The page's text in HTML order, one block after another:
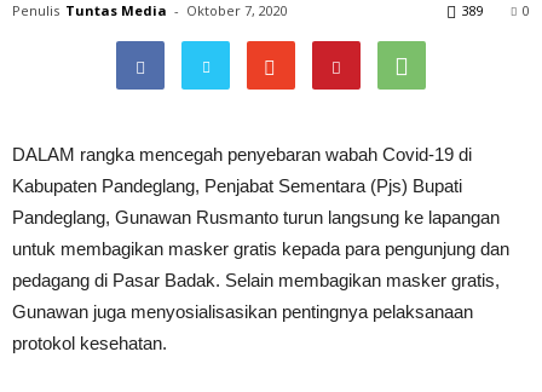
Penulis Tuntas Media - Oktober 7, 2020 0
389
DALAM rangka mencegah penyebaran wabah Covid-19 di
Kabupaten Pandeglang, Penjabat Sementara (Pjs) Bupati
Pandeglang, Gunawan Rusmanto turun langsung ke lapangan
untuk membagikan masker gratis kepada para pengunjung dan
pedagang di Pasar Badak. Selain membagikan masker gratis,
Gunawan juga menyosialisasikan pentingnya pelaksanaan
protokol kesehatan.